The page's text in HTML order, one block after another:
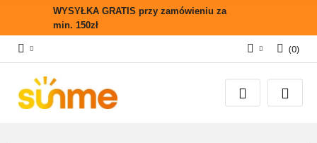
WYSYŁKA GRATIS przy zamówieniu za
min. 150zł
Zaloguj się
Zarejestruj się
(0)